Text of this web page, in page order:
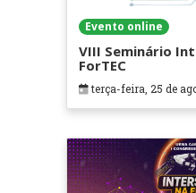
Evento online
VIII Seminário
ForTEC
terça-feira, 25 de